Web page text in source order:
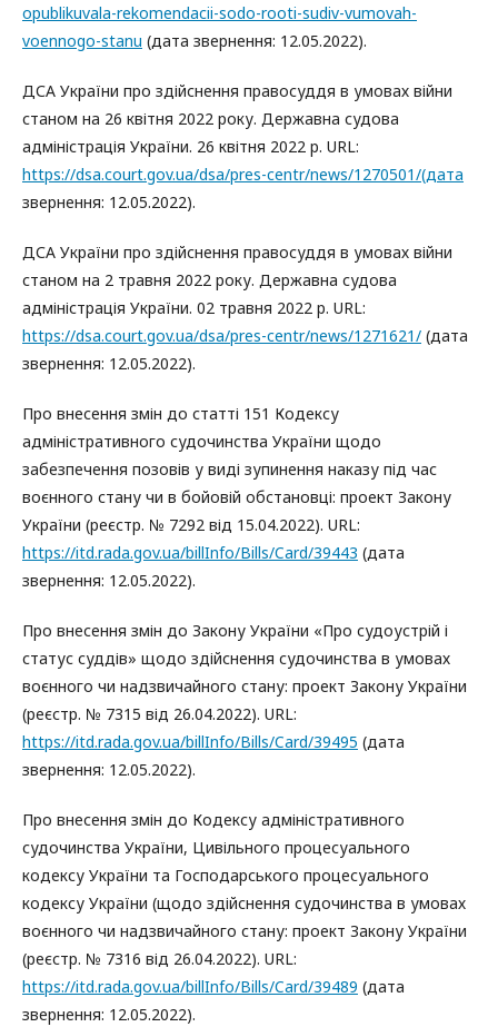
opublikuvala-rekomendacii-sodo-rooti-sudiv-vumovah-
voennogo-stanu (дата звернення: 12.05.2022).
ДСА України про здійснення правосуддя в умовах війни
станом на 26 квітня 2022 року. Державна судова
адміністрація України. 26 квітня 2022 р. URL:
https://dsa.court.gov.ua/dsa/pres-centr/news/1270501/(дата
звернення: 12.05.2022).
ДСА України про здійснення правосуддя в умовах війни
станом на 2 травня 2022 року. Державна судова
адміністрація України. 02 травня 2022 р. URL:
https://dsa.court.gov.ua/dsa/pres-centr/news/1271621/ (дата
звернення: 12.05.2022).
Про внесення змін до статті 151 Кодексу
адміністративного судочинства України щодо
забезпечення позовів у виді зупинення наказу під час
воєнного стану чи в бойовій обстановці: проект Закону
України (реєстр. № 7292 від 15.04.2022). URL:
https://itd.rada.gov.ua/billInfo/Bills/Card/39443 (дата
звернення: 12.05.2022).
Про внесення змін до Закону України «Про судоустрій і
статус суддів» щодо здійснення судочинства в умовах
воєнного чи надзвичайного стану: проект Закону України
(реєстр. № 7315 від 26.04.2022). URL:
https://itd.rada.gov.ua/billInfo/Bills/Card/39495 (дата
звернення: 12.05.2022).
Про внесення змін до Кодексу адміністративного
судочинства України, Цивільного процесуального
кодексу України та Господарського процесуального
кодексу України (щодо здійснення судочинства в умовах
воєнного чи надзвичайного стану: проект Закону України
(реєстр. № 7316 від 26.04.2022). URL:
https://itd.rada.gov.ua/billInfo/Bills/Card/39489 (дата
звернення: 12.05.2022).